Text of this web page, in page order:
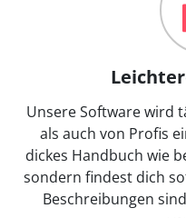
Unsere Software wird
als auch von Profis
dickes Handbuch wie
sondern findest dich
Beschreibungen